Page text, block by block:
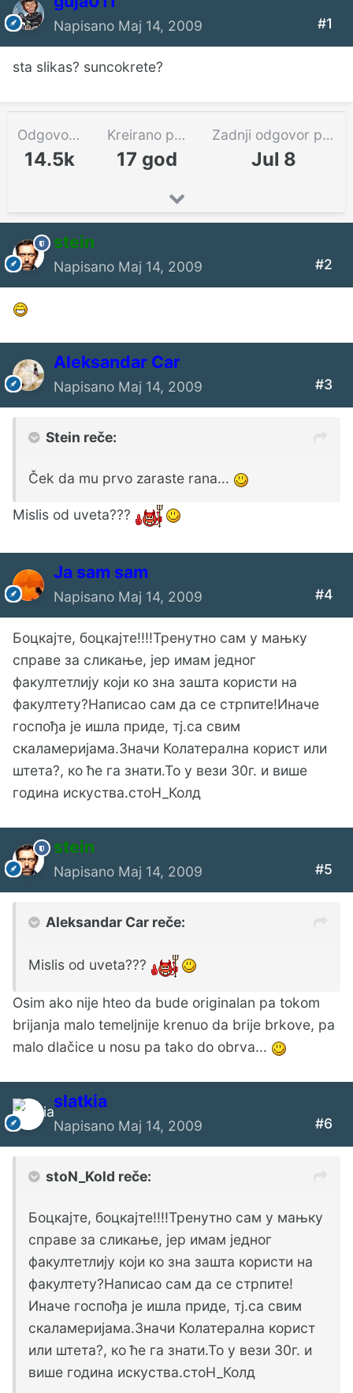
Napisano Maj 14, 2009 #1
sta slikas? suncokrete?
Odgovora
14.5k
Kreirano pre
17 god
Zadnji odgovor pre
Jul 8
stein
Napisano Maj 14, 2009 #2
Aleksandar Car
Napisano Maj 14, 2009 #3
Stein reče:
Ček da mu prvo zaraste rana...
Mislis od uveta???
Ја sam sam
Napisano Maj 14, 2009 #4
Боцкајте, боцкајте!!!!Тренутно сам у мањку
справе за сликање, јер имам једног
факултетлију који ко зна зашта користи на
факултету?Написао сам да се стрпите!Иначе
госпођа је ишла приде, тј.са свим
скаламеријама.Значи Колатерална корист или
штета?, ко ће га знати.То у вези 30г. и више
година искуства.стоН_Колд
stein
Napisano Maj 14, 2009 #5
Aleksandar Car reče:
Mislis od uveta???
Osim ako nije hteo da bude originalan pa tokom
brijanja malo temeljnije krenuo da brije brkove, pa
malo dlačice u nosu pa tako do obrva...
slatkia
Napisano Maj 14, 2009 #6
stoN_Kold reče:
Боцкајте, боцкајте!!!!Тренутно сам у мањку
справе за сликање, јер имам једног
факултетлију који ко зна зашта користи на
факултету?Написао сам да се стрпите!
Иначе госпођа је ишла приде, тј.са свим
скаламеријама.Значи Колатерална корист
или штета?, ко ће га знати.То у вези 30г. и
више година искуства.стоН_Колд